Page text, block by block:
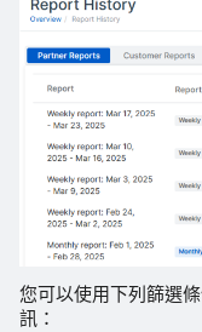
您可以使用下列篩選
訊：